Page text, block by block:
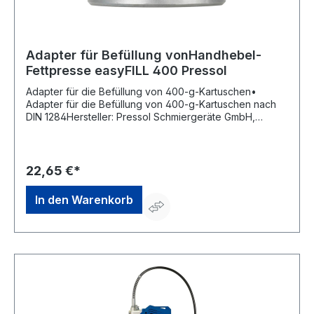
Adapter für Befüllung vonHandhebel-
Fettpresse easyFILL 400 Pressol
Adapter für die Befüllung von 400-g-Kartuschen•
Adapter für die Befüllung von 400-g-Kartuschen nach
DIN 1284Hersteller: Pressol Schmiergeräte GmbH,
22,65 €*
In den Warenkorb